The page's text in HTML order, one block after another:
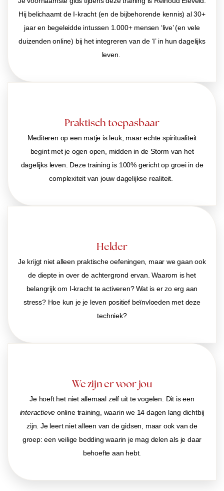
Hij belichaamt de I-kracht (en de bijbehorende kennis) al 30+
jaar en begeleidde intussen 1.000+ mensen ‘live’ (en vele
duizenden online) bij het integreren van de ‘I’ in hun dagelijks
leven.
Praktisch toepasbaar
Mediteren op een matje is leuk, maar echte spiritualiteit
begint met je ogen open, midden in de Storm van het
dagelijks leven. Deze training is 100% gericht op groei in de
complexiteit van jouw dagelijkse realiteit.
Helder
Je krijgt niet alleen praktische oefeningen, maar we gaan ook
de diepte in over de achtergrond ervan. Waarom is het
belangrijk om I-kracht te activeren? Wat is er zo erg aan
stress? Hoe kun je je leven positief beïnvloeden met deze
techniek?
We zijn er voor jou
Je hoeft het niet allemaal zelf uit te vogelen. Dit is een
interactieve online training, waarin we 14 dagen lang dichtbij
zijn. Je leert niet alleen van de gidsen, maar ook van de
groep: een veilige bedding waarin je mag delen als je daar
behoefte aan hebt.